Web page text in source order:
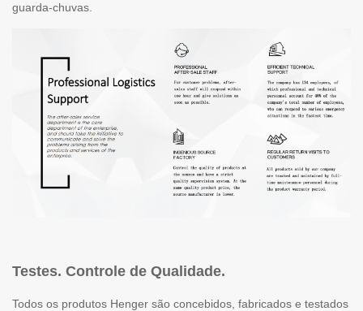
guarda-chuvas.
Testes. Controle de Qualidade.
Todos os produtos Henger são concebidos, fabricados e testados